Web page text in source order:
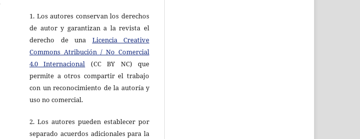
1. Los autores conservan los derechos
de autor y garantizan a la revista el
derecho de una Licencia Creative
Commons Atribución / No Comercial
4.0 Internacional (CC BY NC) que
permite a otros compartir el trabajo
con un reconocimiento de la autoría y
uso no comercial.
2. Los autores pueden establecer por
separado acuerdos adicionales para la